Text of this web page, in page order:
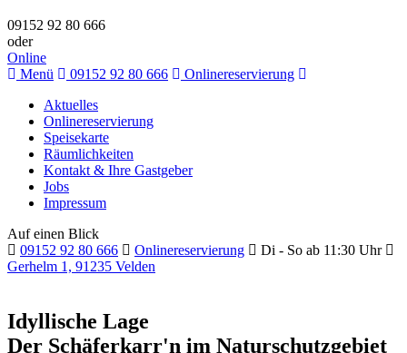
09152 92 80 666
oder
Online
Menü
09152 92 80 666
Onlinereservierung
Aktuelles
Onlinereservierung
Speisekarte
Räumlichkeiten
Kontakt & Ihre Gastgeber
Jobs
Impressum
Auf einen Blick
09152 92 80 666
Onlinereservierung
Di - So ab 11:30 Uhr
Gerhelm 1, 91235 Velden
Idyllische Lage
Der Schäferkarr'n im Naturschutzgebiet